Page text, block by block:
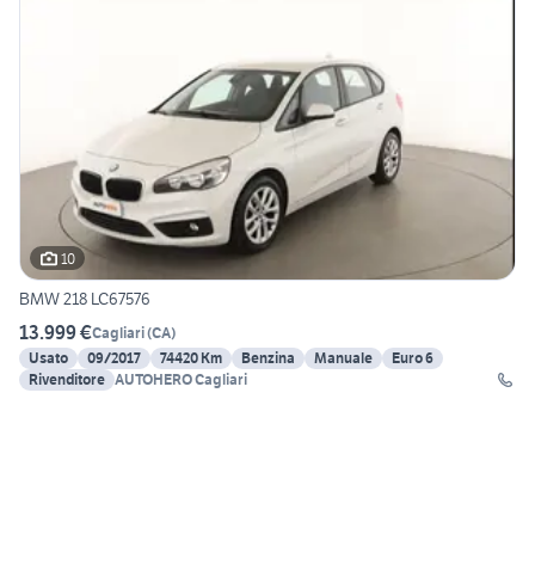
10
BMW 218 LC67576
13.999 €Cagliari(CA)
Usato
09/2017 74420 Km Benzina Manuale
Euro 6
Rivenditore AUTOHERO Cagliari